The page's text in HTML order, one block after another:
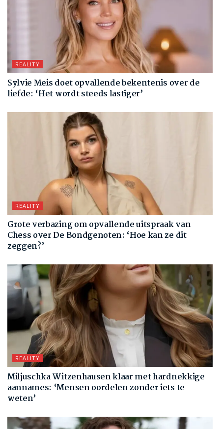
REALITY
Sylvie Meis doet opvallende bekentenis over de
liefde: ‘Het wordt steeds lastiger’
REALITY
Grote verbazing om opvallende uitspraak van
Chess over De Bondgenoten: ‘Hoe kan ze dit
zeggen?’
REALITY
Miljuschka Witzenhausen klaar met hardnekkige
aannames: ‘Mensen oordelen zonder iets te
weten’